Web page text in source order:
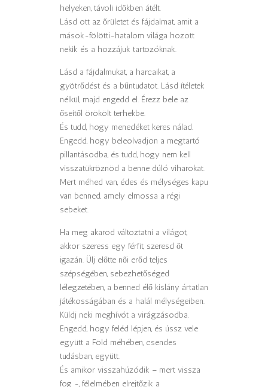
helyeken, távoli időkben átélt.
Lásd ott az őrületet és fájdalmat, amit a
mások-fölötti-hatalom világa hozott
nekik és a hozzájuk tartozóknak.
Lásd a fájdalmukat, a harcaikat, a
gyötrődést és a bűntudatot. Lásd ítéletek
nélkül, majd engedd el. Érezz bele az
őseitől örökölt terhekbe.
És tudd, hogy menedéket keres nálad.
Engedd, hogy beleolvadjon a megtartó
pillantásodba, és tudd, hogy nem kell
visszatükröznöd a benne dúló viharokat.
Mert méhed van, édes és mélységes kapu
van benned, amely elmossa a régi
sebeket.
Ha meg akarod változtatni a világot,
akkor szeress egy férfit, szeresd őt
igazán. Ülj előtte női erőd teljes
szépségében, sebezhetőséged
lélegzetében, a benned élő kislány ártatlan
játékosságában és a halál mélységeiben.
Küldj neki meghívót a virágzásodba.
Engedd, hogy feléd lépjen, és ússz vele
együtt a Föld méhében, csendes
tudásban, együtt.
És amikor visszahúzódik – mert vissza
fog -, félelmében elrejtőzik a